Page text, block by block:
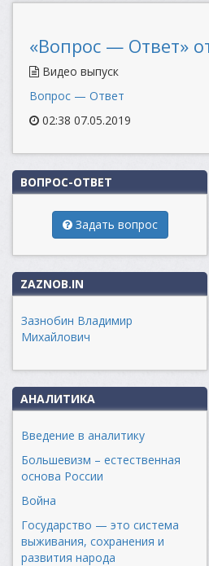
«Вопрос — Ответ»
Видео выпуск
Вопрос — Ответ
02:38 07.05.2019
ВОПРОС-ОТВЕТ
Задать вопрос
ZAZNOB.IN
Зазнобин Владимир
Михайлович
АНАЛИТИКА
Введение в аналитику
Большевизм – естественная
основа России
Война
Государство — это система
выживания, сохранения и
развития народа